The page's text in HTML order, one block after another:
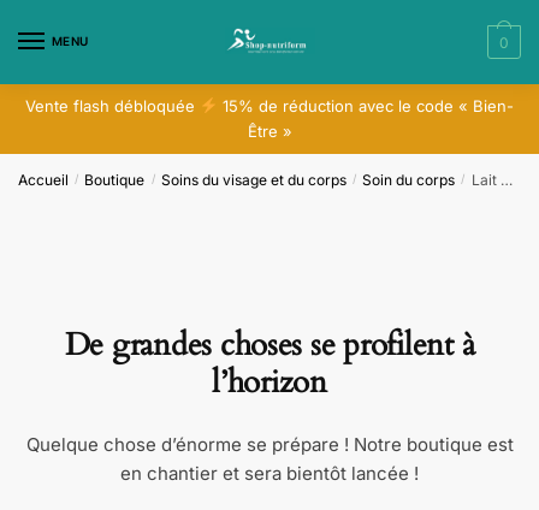
MENU 0
Vente flash débloquée
15% de réduction avec le code « Bien-
Être »
Accueil / Boutique / Soins du visage et du corps / Soin du corps / Lait Quotidien Apaisant Mains et Corps Herbal Aloe​
De grandes choses se profilent à
l’horizon
Quelque chose d’énorme se prépare ! Notre boutique est
en chantier et sera bientôt lancée !